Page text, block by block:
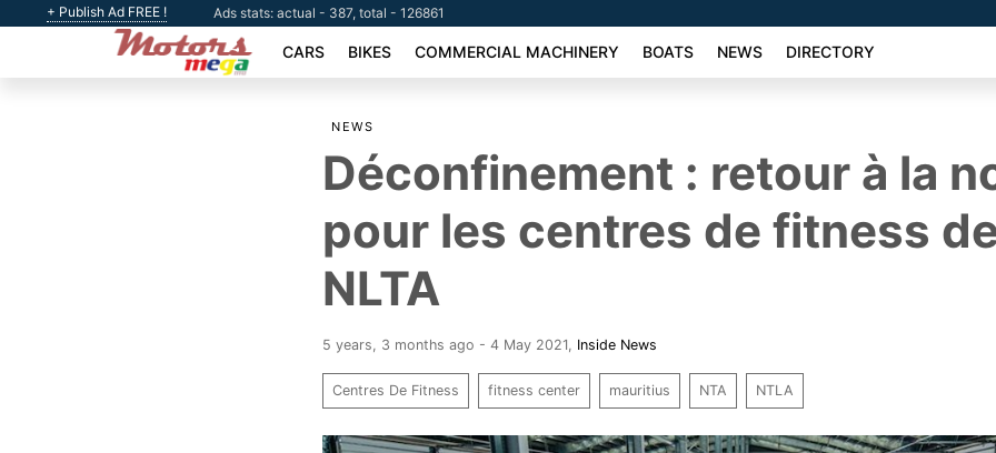
+ Publish Ad FREE ! Ads stats: actual - 387, total - 126861
CARS BIKES COMMERCIAL MACHINERY BOATS NEWS DIRECTORY
NEWS
Déconfinement : retour à la
pour les centres de fitness
NLTA
5 years, 3 months ago - 4 May 2021 Inside News
Centres De Fitness fitness center mauritius NTA NTLA